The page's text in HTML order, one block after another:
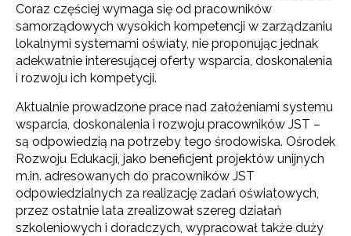
Coraz częściej wymaga się od pracowników
samorządowych wysokich kompetencji w zarządzaniu
lokalnymi systemami oświaty, nie proponując jednak
adekwatnie interesującej oferty wsparcia, doskonalenia
i rozwoju ich kompetycji.
Aktualnie prowadzone prace nad założeniami systemu
wsparcia, doskonalenia i rozwoju pracowników JST –
są odpowiedzią na potrzeby tego środowiska. Ośrodek
Rozwoju Edukacji, jako beneficjent projektów unijnych
m.in. adresowanych do pracowników JST
odpowiedzialnych za realizację zadań oświatowych,
przez ostatnie lata zrealizował szereg działań
szkoleniowych i doradczych, wypracował także duży